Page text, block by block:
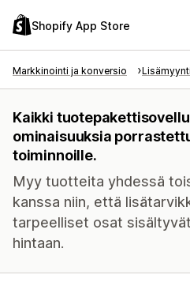
Shopify App Store
Markkinointi ja konversio
Kaikki
ominaisuuksia
toiminnoille.
Myy tuotteita yhdessä
kanssa niin, että
tarpeelliset osat
hintaan.